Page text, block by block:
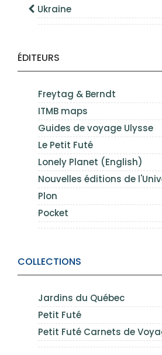
Ukraine
ÉDITEURS
Freytag & Berndt
ITMB maps
Guides de voyage Ulysse
Le Petit Futé
Lonely Planet (English)
Nouvelles éditions de
Plon
Pocket
COLLECTIONS
Jardins du Québec
Petit Futé
Petit Futé Carnets de